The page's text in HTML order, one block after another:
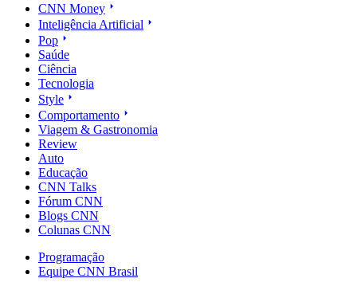
CNN Money
Inteligência Artificial
Pop
Saúde
Ciência
Tecnologia
Style
Comportamento
Viagem & Gastronomia
Review
Auto
Educação
CNN Talks
Fórum CNN
Blogs CNN
Colunas CNN
Programação
Equipe CNN Brasil